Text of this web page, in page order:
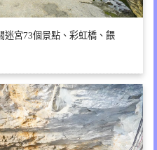
迷宮73個景點、彩虹橋、餵